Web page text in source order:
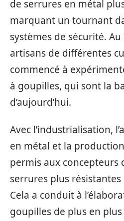
de serrures en métal
marquant un tournant
systèmes de sécurité. Au
artisans de différentes
commencé à
à goupilles, qui sont la
d’aujourd’hui.
Avec l’industrialisation,
en métal et la
permis aux concepteurs
serrures plus
Cela a conduit à
goupilles de plus en